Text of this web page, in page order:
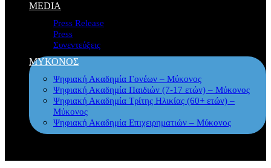
MEDIA
Press Release
Press
Συνεντεύξεις
ΜΥΚΟΝΟΣ
Ψηφιακή Ακαδημία Γονέων – Μύκονος
Ψηφιακή Ακαδημία Παιδιών (7-17 ετών) – Μύκονος
Ψηφιακή Ακαδημία Τρίτης Ηλικίας (60+ ετών) –
Μύκονος
Ψηφιακή Ακαδημία Επιχειρηματιών – Μύκονος